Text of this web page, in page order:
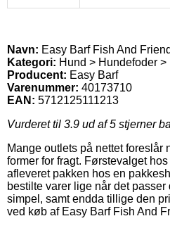
Navn: Easy Barf Fish And
Kategori: Hund > Hundefoder
Producent: Easy Barf
Varenummer: 40173710
EAN: 5712125111213
Vurderet til 3.9 ud af 5 stjerner
Mange outlets på nettet
former for fragt. Førstevalget
afleveret pakken hos en
bestilte varer lige når det
simpel, samt endda tillige den
ved køb af Easy Barf Fish And